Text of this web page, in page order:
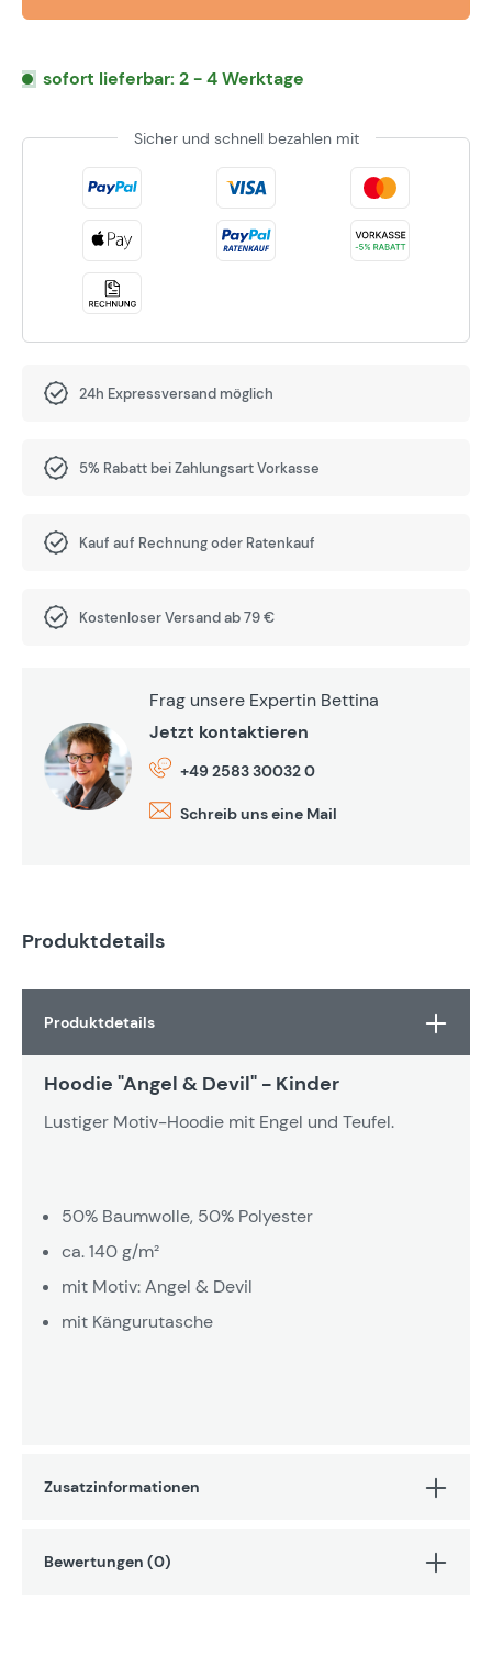
sofort lieferbar: 2 - 4 Werktage
Sicher und schnell bezahlen mit
24h Expressversand möglich
5% Rabatt bei Zahlungsart Vorkasse
Kauf auf Rechnung oder Ratenkauf
Kostenloser Versand ab 79 €
Frag unsere Expertin Bettina
Jetzt kontaktieren
+49 2583 30032 0
Schreib uns eine Mail
Produktdetails
Produktdetails
Hoodie "Angel & Devil" - Kinder
Lustiger Motiv-Hoodie mit Engel und Teufel.
50% Baumwolle, 50% Polyester
ca. 140 g/m²
mit Motiv: Angel & Devil
mit Kängurutasche
Zusatzinformationen
Bewertungen (0)